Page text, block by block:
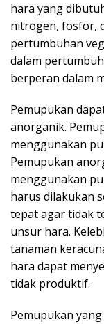
hara yang
nitrogen, fosfor,
pertumbuhan
dalam
berperan dalam
Pemupukan
anorganik.
menggunakan
Pemupukan
menggunakan
harus dilakukan
tepat agar tidak
unsur hara.
tanaman
hara dapat
tidak produktif.
Pemupukan